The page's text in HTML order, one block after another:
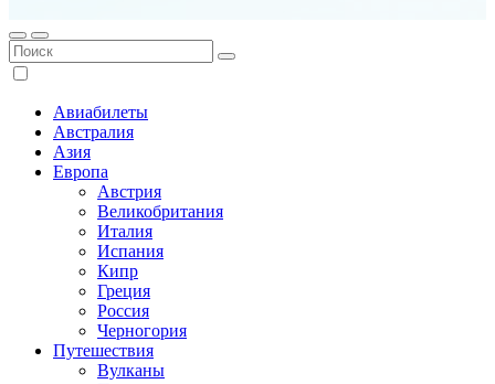
Авиабилеты
Австралия
Азия
Европа
Австрия
Великобритания
Италия
Испания
Кипр
Греция
Россия
Черногория
Путешествия
Вулканы